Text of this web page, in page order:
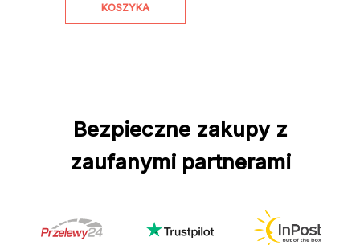
KOSZYKA
Bezpieczne zakupy z
zaufanymi partnerami